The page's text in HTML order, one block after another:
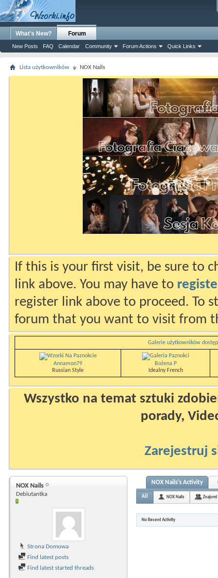
What's New? Forum
New Posts FAQ Calendar Community Forum Actions Quick Links
Lista użytkowników NOX Nails
If this is your first visit, be sure to
link above. You may have to
register link above to proceed. To
forum that you want to visit from
Galerie użytkowników
Annamon79
Russian Style
Bożena P
Idealny French
Wszystko na temat sztuki
porady,
Zarejestruj
NOX Nails
Debiutantka
Strona Domowa
Find latest posts
Find latest started threads
NOX Nails's Activity
All NOX Nails Znajomi
No Recent Activity